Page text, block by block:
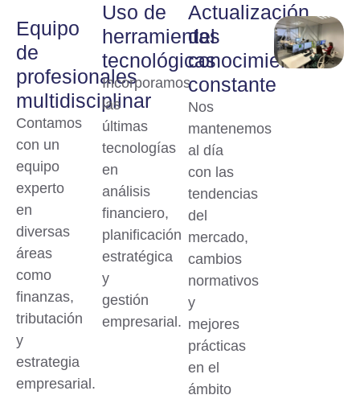
Equipo
de
profesionales
multidisciplinar
Contamos
con un
equipo
experto
en
diversas
áreas
como
finanzas,
tributación
y
estrategia
empresarial.
Uso de
herramientas
tecnológicas
Incorporamos
las
últimas
tecnologías
en
análisis
financiero,
planificación
estratégica
y
gestión
empresarial.
Actualización
del
conocimiento
constante
Nos
mantenemos
al día
con las
tendencias
del
mercado,
cambios
normativos
y
mejores
prácticas
en el
ámbito